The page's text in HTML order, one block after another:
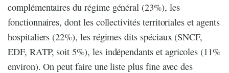
complémentaires du régime général (23%), les
fonctionnaires, dont les collectivités territoriales et agents
hospitaliers (22%), les régimes dits spéciaux (SNCF,
EDF, RATP, soit 5%), les indépendants et agricoles (11%
environ). On peut faire une liste plus fine avec des